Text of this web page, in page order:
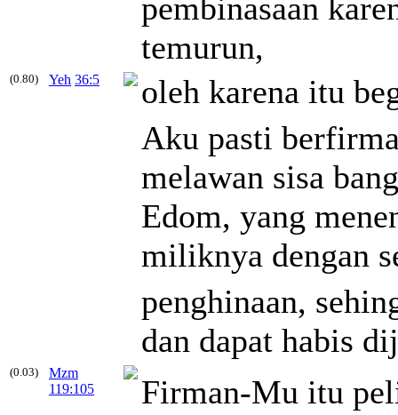
pembinasaan
temurun,
(0.80) Yeh 36:5
oleh karena itu
Aku pasti
melawan sisa
Edom, yang
miliknya dengan
penghinaan,
dan dapat habis
(0.03)
Mzm
119:105
Firman-Mu itu